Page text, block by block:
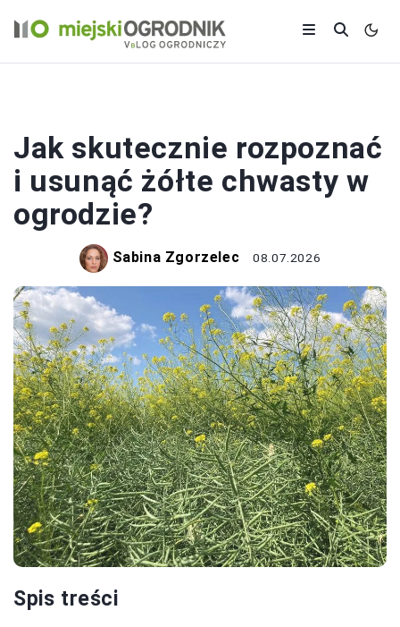
Jak skutecznie rozpoznać
i usunąć żółte chwasty w
ogrodzie?
Sabina Zgorzelec 08.07.2026
Spis treści